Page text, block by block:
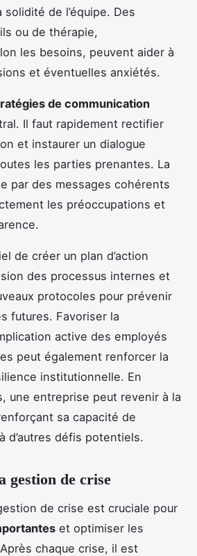
de l’équipe. Des
ou de thérapie,
les besoins, peuvent aider à
et éventuelles anxiétés.
de communication
Il faut rapidement rectifier
et instaurer un dialogue
les parties prenantes. La
par des messages cohérents
les préoccupations et
de créer un plan d’action
des processus internes et
protocoles pour prévenir
futures. Favoriser la
active des employés
peut également renforcer la
institutionnelle. En
une entreprise peut revenir à la
sa capacité de
d’autres défis potentiels.
gestion de crise
de crise est cruciale pour
et optimiser les
chaque crise, il est